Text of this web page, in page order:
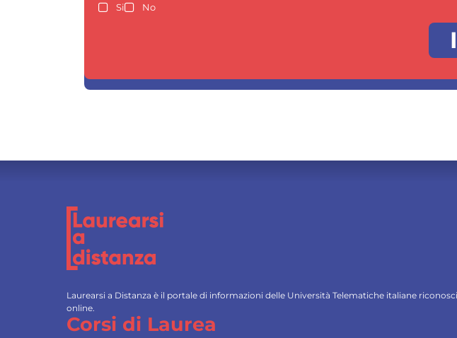
Si
No
Laurearsi a Distanza è il portale di informazioni delle Università Telematiche italiane
online.
Corsi di Laurea